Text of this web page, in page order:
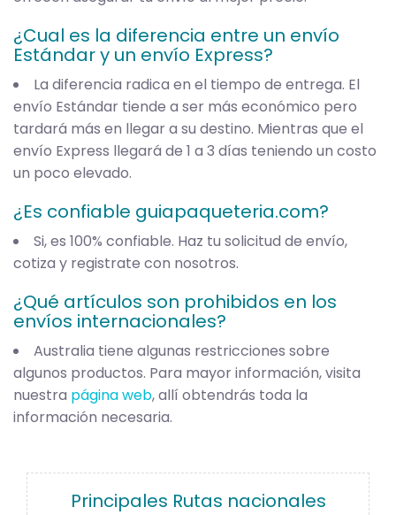
¿Cual es la diferencia entre un envío
Estándar y un envío Express?
La diferencia radica en el tiempo de entrega. El
envío Estándar tiende a ser más económico pero
tardará más en llegar a su destino. Mientras que el
envío Express llegará de 1 a 3 días teniendo un costo
un poco elevado.
¿Es confiable guiapaqueteria.com?
Si, es 100% confiable. Haz tu solicitud de envío,
cotiza y registrate con nosotros.
¿Qué artículos son prohibidos en los
envíos internacionales?
Australia tiene algunas restricciones sobre
algunos productos. Para mayor información, visita
nuestra página web, allí obtendrás toda la
información necesaria.
Principales Rutas nacionales